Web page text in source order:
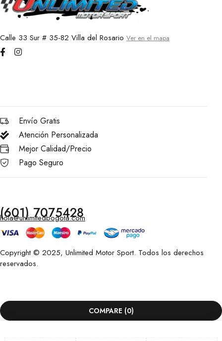
Calle 33 Sur # 35-82 Villa del Rosario Ver en el mapa
Envío Gratis
Atención Personalizada
Mejor Calidad/Precio
Pago Seguro
(601) 7075428
hola@unlimitedbogota.com
Copyright © 2025, Unlimited Motor Sport. Todos los derechos
reservados.
COMPARE (0)